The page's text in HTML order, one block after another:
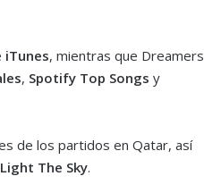
iTunes, mientras que Dreamers
, Spotify Top Songs y
de los partidos en Qatar, así
Light The Sky.